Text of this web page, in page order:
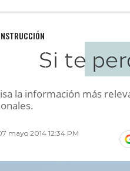
Si te
la información más
mayo 2014 12:34 PM